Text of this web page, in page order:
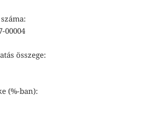
00004
összege:
(%-ban):